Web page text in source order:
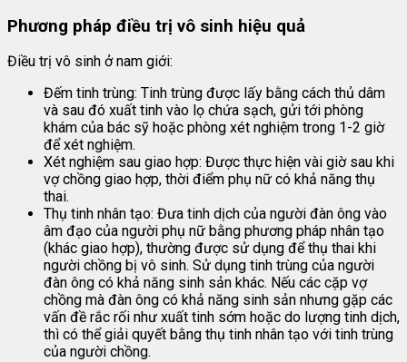
Phương pháp điều trị vô sinh hiệu quả
Điều trị vô sinh ở nam giới:
Đếm tinh trùng: Tinh trùng được lấy bằng cách thủ dâm
và sau đó xuất tinh vào lọ chứa sạch, gửi tới phòng
khám của bác sỹ hoặc phòng xét nghiệm trong 1-2 giờ
để xét nghiệm.
Xét nghiệm sau giao hợp: Được thực hiện vài giờ sau khi
vợ chồng giao hợp, thời điểm phụ nữ có khả năng thụ
thai.
Thụ tinh nhân tạo: Đưa tinh dịch của người đàn ông vào
âm đạo của người phụ nữ bằng phương pháp nhân tạo
(khác giao hợp), thường được sử dụng để thụ thai khi
người chồng bị vô sinh. Sử dụng tinh trùng của người
đàn ông có khả năng sinh sản khác. Nếu các cặp vợ
chồng mà đàn ông có khả năng sinh sản nhưng gặp các
vấn đề rắc rối như xuất tinh sớm hoặc do lượng tinh dịch,
thì có thể giải quyết bằng thụ tinh nhân tạo với tinh trùng
của người chồng.